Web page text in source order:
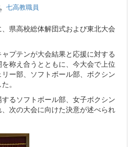
七高教職員
県高校総体解団式および東北大会
プテンが大会結果と応援に対する
称え合うとともに、今大会で上位
ー部、ソフトボール部、ボクシン
。
るソフトボール部、女子ボクシン
次の大会に向けた決意が述べられ